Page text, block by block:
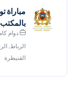
دوام
الرباط,
القنيطرة